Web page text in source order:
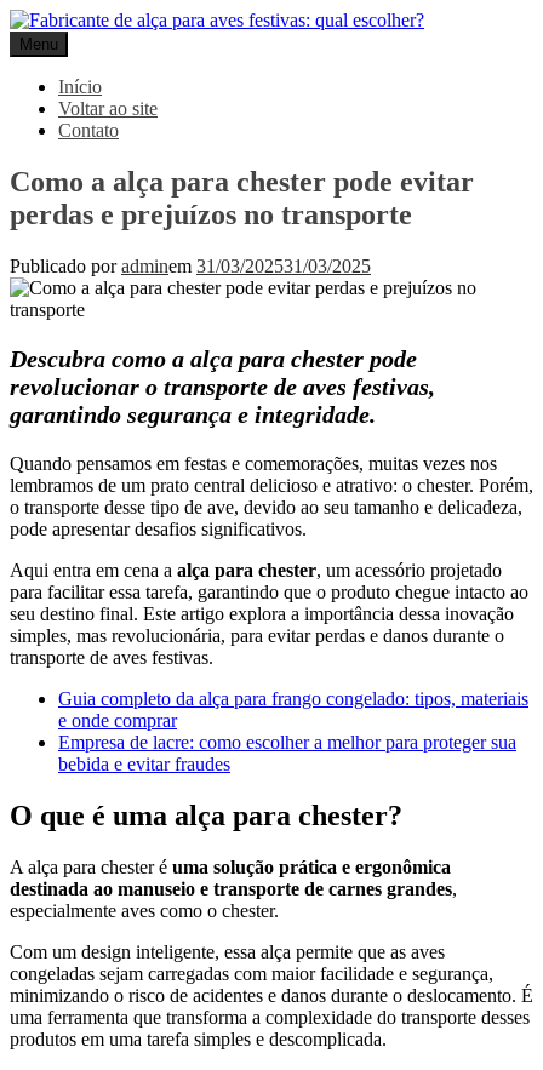
Pular
para
o
conteúdo
Gpack
Menu
Início
Voltar ao site
Contato
Como a alça para chester pode evitar
perdas e prejuízos no transporte
Publicado poradminem 31/03/202531/03/2025
Descubra como a alça para chester pode
revolucionar o transporte de aves festivas,
garantindo segurança e integridade.
Quando pensamos em festas e comemorações, muitas vezes nos
lembramos de um prato central delicioso e atrativo: o chester. Porém,
o transporte desse tipo de ave, devido ao seu tamanho e delicadeza,
pode apresentar desafios significativos.
Aqui entra em cena a alça para chester, um acessório projetado
para facilitar essa tarefa, garantindo que o produto chegue intacto ao
seu destino final. Este artigo explora a importância dessa inovação
simples, mas revolucionária, para evitar perdas e danos durante o
transporte de aves festivas.
Guia completo da alça para frango congelado: tipos, materiais
e onde comprar
Empresa de lacre: como escolher a melhor para proteger sua
bebida e evitar fraudes
O que é uma alça para chester?
A alça para chester é uma solução prática e ergonômica
destinada ao manuseio e transporte de carnes grandes,
especialmente aves como o chester.
Com um design inteligente, essa alça permite que as aves
congeladas sejam carregadas com maior facilidade e segurança,
minimizando o risco de acidentes e danos durante o deslocamento. É
uma ferramenta que transforma a complexidade do transporte desses
produtos em uma tarefa simples e descomplicada.